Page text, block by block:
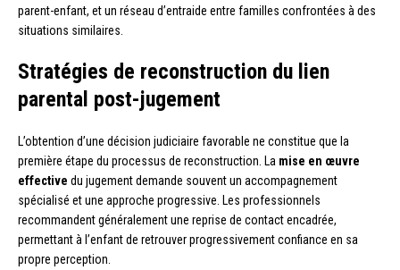
parent-enfant, et un réseau d’entraide entre familles confrontées à des
situations similaires.
Stratégies de reconstruction du lien
parental post-jugement
L’obtention d’une décision judiciaire favorable ne constitue que la
première étape du processus de reconstruction. La mise en œuvre
effective du jugement demande souvent un accompagnement
spécialisé et une approche progressive. Les professionnels
recommandent généralement une reprise de contact encadrée,
permettant à l’enfant de retrouver progressivement confiance en sa
propre perception.